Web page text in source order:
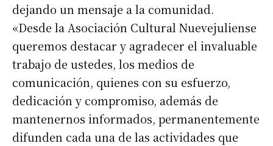
dejando un mensaje a la comunidad.
«Desde la Asociación Cultural Nuevejuliense
queremos destacar y agradecer el invaluable
trabajo de ustedes, los medios de
comunicación, quienes con su esfuerzo,
dedicación y compromiso, además de
mantenernos informados, permanentemente
difunden cada una de las actividades que